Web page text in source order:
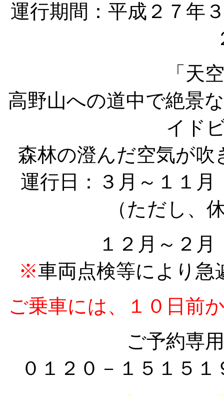
運行期間：平成２７年
「天
高野山への道中で絶景
イド
森林の澄んだ空気が
運行日：３月～１１
（ただし、
１２月～２
※車両点検等により急
ご乗車には、１０日前
ご予約専
０１２０－１５１５